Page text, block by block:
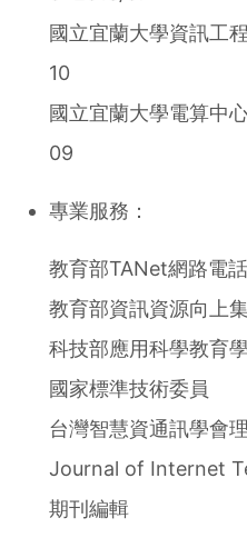
國立宜蘭大學資訊工
10
國立宜蘭大學電算中
09
專業服務：
教育部TANet網路電
教育部資訊資源向上
科技部應用科學教育
國家標準技術委員
台灣智慧資通訊學會
Journal of Internet
期刊編輯